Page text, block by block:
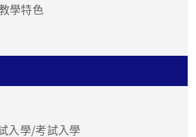
學特色
入學/考試入學